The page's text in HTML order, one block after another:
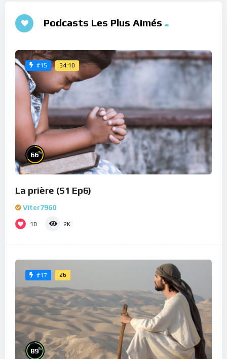
Podcasts Les Plus Aimés
#15 34:10
66%
La prière (S1 Ep6)
Viter7960
10 2K
#17 26
89%